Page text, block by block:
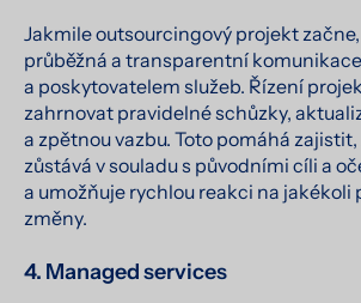
Jakmile outsourcingový projekt
průběžná a transparentní
a poskytovatelem služeb. Řízení
zahrnovat pravidelné schůzky,
a zpětnou vazbu. Toto pomáhá
zůstává v souladu s původními cíli a
a umožňuje rychlou reakci na jakékoli
změny.
4. Managed services